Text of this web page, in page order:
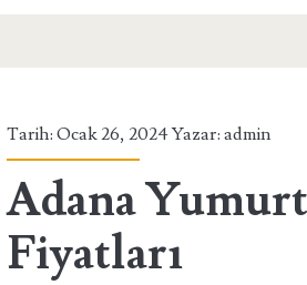
Tarih: Ocak 26, 2024 Yazar:admin
Adana
Fiyatları